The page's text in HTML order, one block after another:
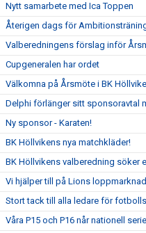
Nytt samarbete med Ica Toppen
Återigen dags för
Valberedningens förslag inför
Cupgeneralen har ordet
Välkomna på Årsmöte i BK
Delphi förlänger sitt sponsoravtal
Ny sponsor - Karaten!
BK Höllvikens nya matchkläder!
BK Höllvikens valberedning söker
Vi hjälper till på Lions loppmarknad
Stort tack till alla ledare för
Våra P15 och P16 når nationell serie